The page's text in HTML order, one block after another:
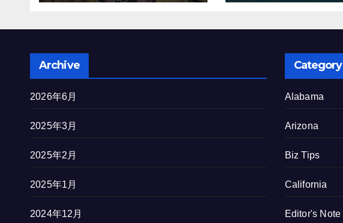
Archive
2026年6月
2025年3月
2025年2月
2025年1月
2024年12月
Category
Alabama
Arizona
Biz Tips
California
Editor's Note